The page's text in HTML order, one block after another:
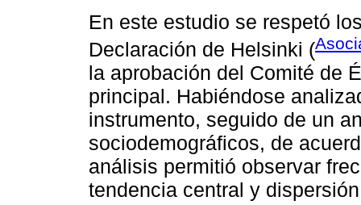
En este estudio se respetó
Declaración de Helsinki (
la aprobación del Comité de
principal. Habiéndose
instrumento, seguido de un
sociodemográficos, de
análisis permitió observar
tendencia central y